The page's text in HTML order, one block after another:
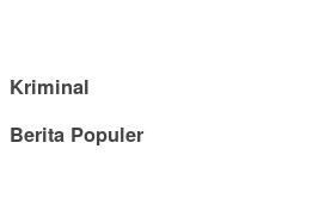
Kriminal
Berita Populer